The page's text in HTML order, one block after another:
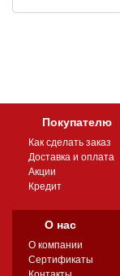
Покупателю
Как сделать заказ
Доставка и оплата
Акции
Кредит
О нас
О компании
Сертификаты